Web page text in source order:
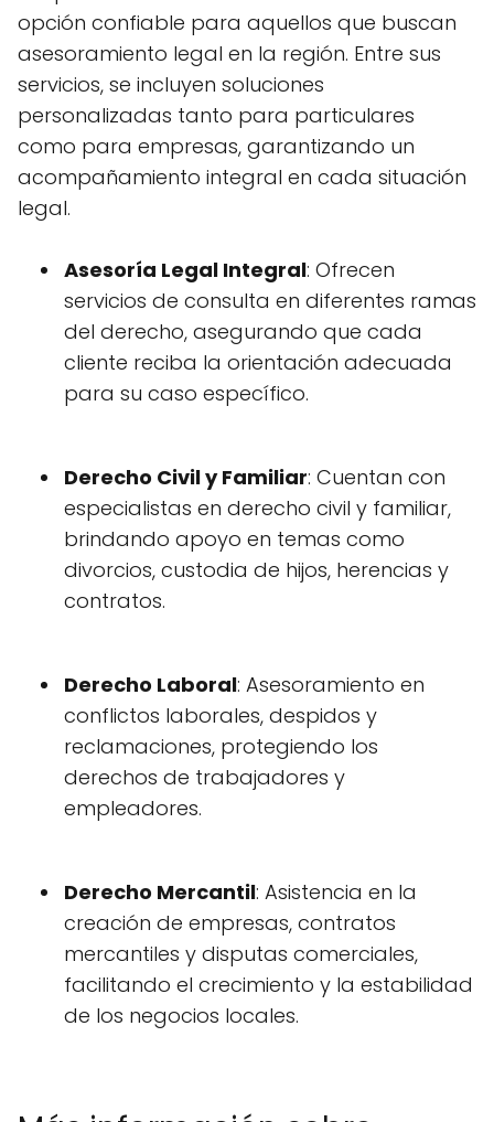
opción confiable para aquellos que buscan
asesoramiento legal en la región. Entre sus
servicios, se incluyen soluciones
personalizadas tanto para particulares
como para empresas, garantizando un
acompañamiento integral en cada situación
legal.
Asesoría Legal Integral: Ofrecen
servicios de consulta en diferentes ramas
del derecho, asegurando que cada
cliente reciba la orientación adecuada
para su caso específico.
Derecho Civil y Familiar: Cuentan con
especialistas en derecho civil y familiar,
brindando apoyo en temas como
divorcios, custodia de hijos, herencias y
contratos.
Derecho Laboral: Asesoramiento en
conflictos laborales, despidos y
reclamaciones, protegiendo los
derechos de trabajadores y
empleadores.
Derecho Mercantil: Asistencia en la
creación de empresas, contratos
mercantiles y disputas comerciales,
facilitando el crecimiento y la estabilidad
de los negocios locales.